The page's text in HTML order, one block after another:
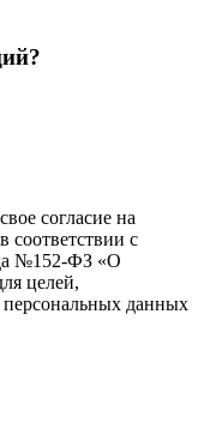
согласие на
соответствии с
№152-ФЗ «О
целей,
персональных данных